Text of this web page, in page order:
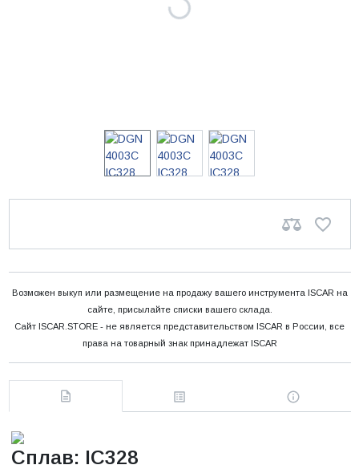
Возможен выкуп или размещение на продажу вашего инструмента ISCAR на
сайте, присылайте списки вашего склада.
Сайт ISCAR.STORE - не является представительством ISCAR в России, все
права на товарный знак принадлежат ISCAR
Сплав: IC328